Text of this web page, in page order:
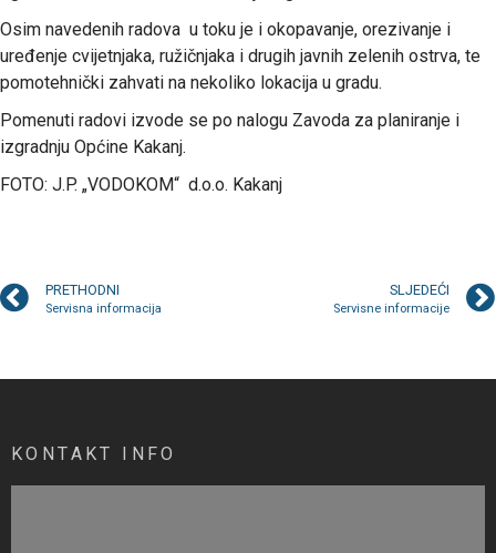
Osim navedenih radova u toku je i okopavanje, orezivanje i
uređenje cvijetnjaka, ružičnjaka i drugih javnih zelenih ostrva, te
pomotehnički zahvati na nekoliko lokacija u gradu.
Pomenuti radovi izvode se po nalogu Zavoda za planiranje i
izgradnju Općine Kakanj.
FOTO: J.P. „VODOKOM“ d.o.o. Kakanj
PRETHODNI
Servisna informacija
SLJEDEĆI
Servisne informacije
KONTAKT INFO